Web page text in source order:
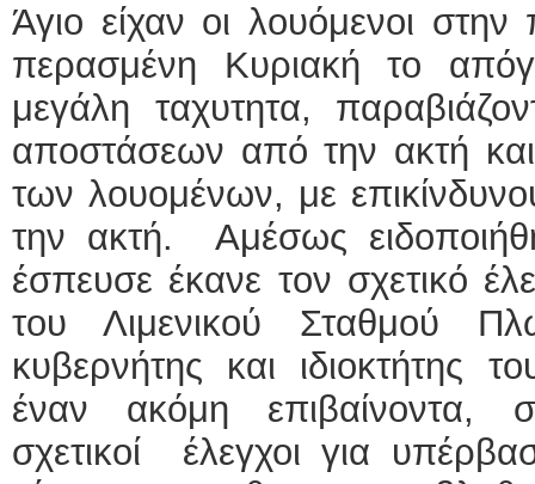
Άγιο είχαν οι λουόμενοι
περασμένη Κυριακή το
μεγάλη ταχυτητα,
αποστάσεων από την ακτή
των λουομένων, με
την ακτή. Αμέσως
έσπευσε έκανε τον σχετικό
του Λιμενικού Σταθμού
κυβερνήτης και ιδιοκτήτης
έναν ακόμη επιβαίνοντα,
σχετικοί έλεγχοι για